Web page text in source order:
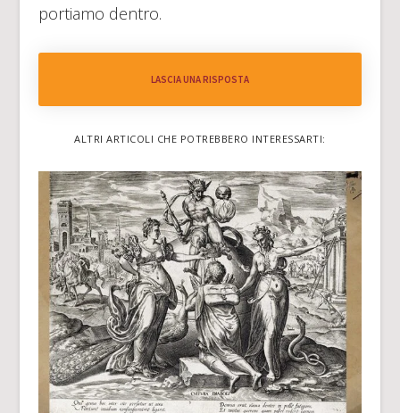
portiamo dentro.
LASCIA UNA RISPOSTA
ALTRI ARTICOLI CHE POTREBBERO INTERESSARTI: